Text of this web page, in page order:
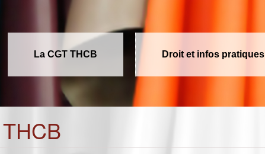
La CGT THCB Droit et infos pratiques